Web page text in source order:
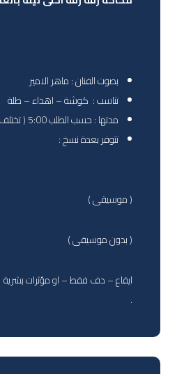
بصوت الفنان : ماهر الامير
تناسب : كوشة – اهداء – طلة
مدتها : حسب الطلب 5:00 ( تختلف حسب النسخة – تمدد حسب الطلب )
تتوفر بعدة نسخ :
( موسيقى )
( بدون موسيقى )
ايقاع – دف فقط – او مؤثرات بشرية
.